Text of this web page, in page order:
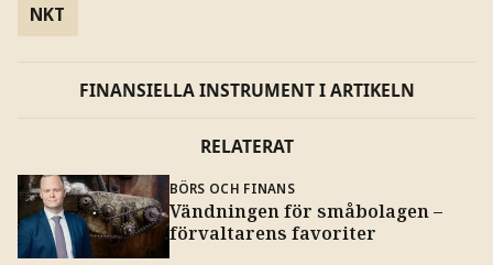
NKT
FINANSIELLA INSTRUMENT I ARTIKELN
RELATERAT
BÖRS OCH FINANS
Vändningen för småbolagen –
förvaltarens favoriter